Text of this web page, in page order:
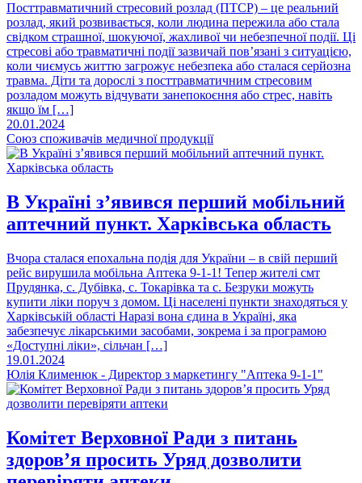
Посттравматичний стресовий розлад (ПТСР) – це реальний
розлад, який розвивається, коли людина пережила або стала
свідком страшної, шокуючої, жахливої чи небезпечної події. Ці
стресові або травматичні події зазвичай пов’язані з ситуацією,
коли чиємусь життю загрожує небезпека або сталася серйозна
травма. Діти та дорослі з посттравматичним стресовим
розладом можуть відчувати занепокоєння або стрес, навіть
якщо їм […]
20.01.2024
Союз споживачів медичної продукції
В Україні з’явився перший мобільний
аптечний пункт. Харківська область
Вчора сталася епохальна подія для України – в свій перший
рейс вирушила мобільна Аптека 9-1-1! Тепер жителі смт
Прудянка, с. Дубівка, с. Токарівка та с. Безруки можуть
купити ліки поруч з домом. Ці населені пункти знаходяться у
Харківській області Наразі вона єдина в Україні, яка
забезпечує лікарськими засобами, зокрема і за програмою
«Доступні ліки», сільчан […]
19.01.2024
Юлія Клименюк - Директор з маркетингу "Аптека 9-1-1"
Комітет Верховної Ради з питань
здоров’я просить Уряд дозволити